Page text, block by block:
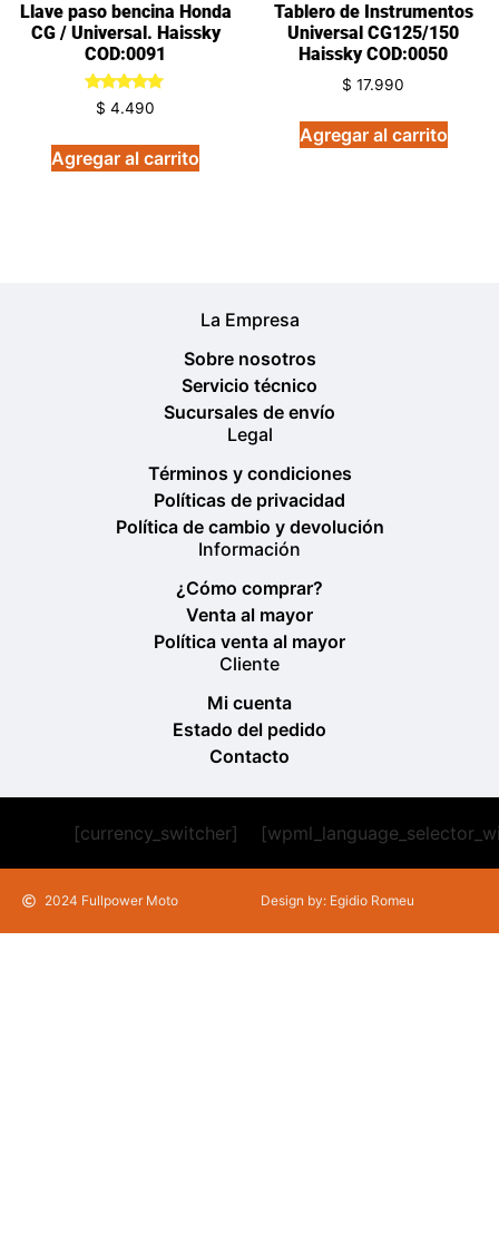
Llave paso bencina Honda
CG / Universal. Haissky
COD:0091
Valorado
en
de 5
$ 4.490
Agregar al carrito
Tablero de Instrumentos
Universal CG125/150
Haissky COD:0050
$ 17.990
Agregar al carrito
La Empresa
Sobre nosotros
Servicio técnico
Sucursales de envío
Legal
Términos y condiciones
Políticas de privacidad
Política de cambio y devolución
Información
¿Cómo comprar?
Venta al mayor
Política venta al mayor
Cliente
Mi cuenta
Estado del pedido
Contacto
[currency_switcher]
2024 Fullpower Moto Design by: Egidio Romeu